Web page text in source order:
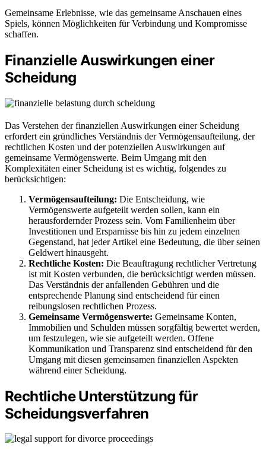
Gemeinsame Erlebnisse, wie das gemeinsame Anschauen eines
Spiels, können Möglichkeiten für Verbindung und Kompromisse
schaffen.
Finanzielle Auswirkungen einer
Scheidung
Das Verstehen der finanziellen Auswirkungen einer Scheidung
erfordert ein gründliches Verständnis der Vermögensaufteilung, der
rechtlichen Kosten und der potenziellen Auswirkungen auf
gemeinsame Vermögenswerte. Beim Umgang mit den
Komplexitäten einer Scheidung ist es wichtig, folgendes zu
berücksichtigen:
Vermögensaufteilung: Die Entscheidung, wie
Vermögenswerte aufgeteilt werden sollen, kann ein
herausfordernder Prozess sein. Vom Familienheim über
Investitionen und Ersparnisse bis hin zu jedem einzelnen
Gegenstand, hat jeder Artikel eine Bedeutung, die über seinen
Geldwert hinausgeht.
Rechtliche Kosten: Die Beauftragung rechtlicher Vertretung
ist mit Kosten verbunden, die berücksichtigt werden müssen.
Das Verständnis der anfallenden Gebühren und die
entsprechende Planung sind entscheidend für einen
reibungslosen rechtlichen Prozess.
Gemeinsame Vermögenswerte: Gemeinsame Konten,
Immobilien und Schulden müssen sorgfältig bewertet werden,
um festzulegen, wie sie aufgeteilt werden. Offene
Kommunikation und Transparenz sind entscheidend für den
Umgang mit diesen gemeinsamen finanziellen Aspekten
während einer Scheidung.
Rechtliche Unterstützung für
Scheidungsverfahren